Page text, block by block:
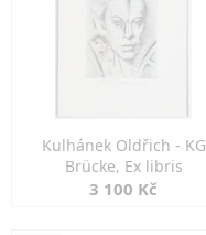
Kulhánek Oldřich - KG
Brücke, Ex libris
3 100 Kč